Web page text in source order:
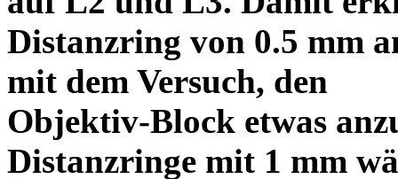
Distanzring von 0.5 mm
mit dem Versuch, den
Objektiv-Block etwas
Distanzringe mit 1 mm